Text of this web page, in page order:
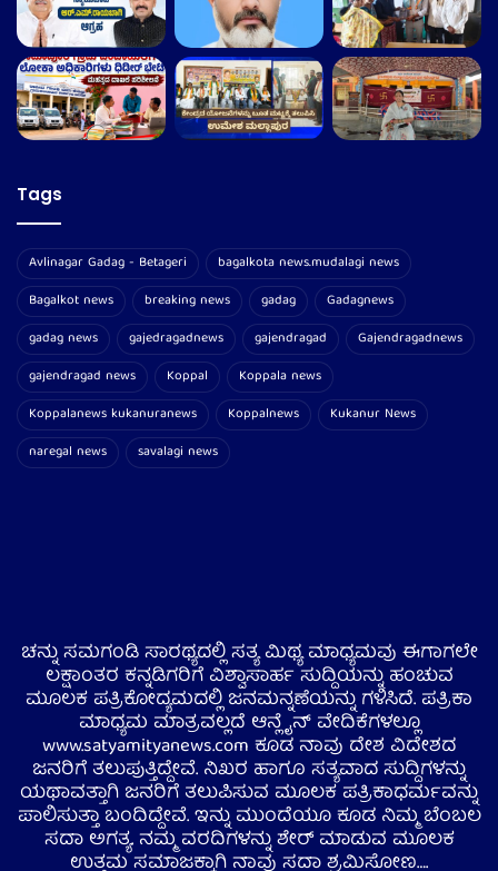
Tags
Avlinagar Gadag - Betageri
bagalkota news.mudalagi news
Bagalkot news
breaking news gadag
Gadagnews
gadag news
gajedragadnews gajendragad
Gajendragadnews
gajendragad news
Koppal
Koppala news
Koppalanews kukanuranews
Koppalnews
Kukanur News
naregal news
savalagi news
ಚನ್ನು ಸಮಗಂಡಿ ಸಾರಥ್ಯದಲ್ಲಿ ಸತ್ಯ ಮಿಥ್ಯ ಮಾಧ್ಯಮವು ಈಗಾಗಲೇ
ಲಕ್ಷಾಂತರ ಕನ್ನಡಿಗರಿಗೆ ವಿಶ್ವಾಸಾರ್ಹ ಸುದ್ದಿಯನ್ನು ಹಂಚುವ
ಮೂಲಕ ಪತ್ರಿಕೋದ್ಯಮದಲ್ಲಿ ಜನಮನ್ನಣೆಯನ್ನು ಗಳಿಸಿದೆ. ಪತ್ರಿಕಾ
ಮಾಧ್ಯಮ ಮಾತ್ರವಲ್ಲದೆ ಆನ್ಲೈನ್ ವೇದಿಕೆಗಳಲ್ಲೂ
www.satyamityanews.com ಕೂಡ ನಾವು ದೇಶ ವಿದೇಶದ
ಜನರಿಗೆ ತಲುಪುತ್ತಿದ್ದೇವೆ. ನಿಖರ ಹಾಗೂ ಸತ್ಯವಾದ ಸುದ್ದಿಗಳನ್ನು
ಯಥಾವತ್ತಾಗಿ ಜನರಿಗೆ ತಲುಪಿಸುವ ಮೂಲಕ ಪತ್ರಿಕಾಧರ್ಮವನ್ನು
ಪಾಲಿಸುತ್ತಾ ಬಂದಿದ್ದೇವೆ. ಇನ್ನು ಮುಂದೆಯೂ ಕೂಡ ನಿಮ್ಮ ಬೆಂಬಲ
ಸದಾ ಅಗತ್ಯ. ನಮ್ಮ ವರದಿಗಳನ್ನು ಶೇರ್ ಮಾಡುವ ಮೂಲಕ
ಉತ್ತಮ ಸಮಾಜಕ್ಕಾಗಿ ನಾವು ಸದಾ ಶ್ರಮಿಸೋಣ….